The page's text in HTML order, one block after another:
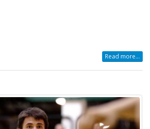
Read more...